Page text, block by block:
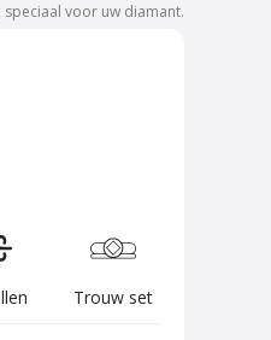
voor uw diamant.
Trouw set